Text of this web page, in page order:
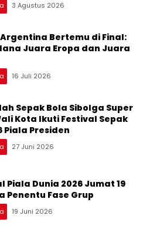
3 Agustus 2026
Bertemu di Final:
Juara Eropa dan Juara
16 Juli 2026
Sepak Bola Sibolga Super
Kota Ikuti Festival Sepak
Piala Presiden
27 Juni 2026
Piala Dunia 2026 Jumat 19
Penentu Fase Grup
19 Juni 2026